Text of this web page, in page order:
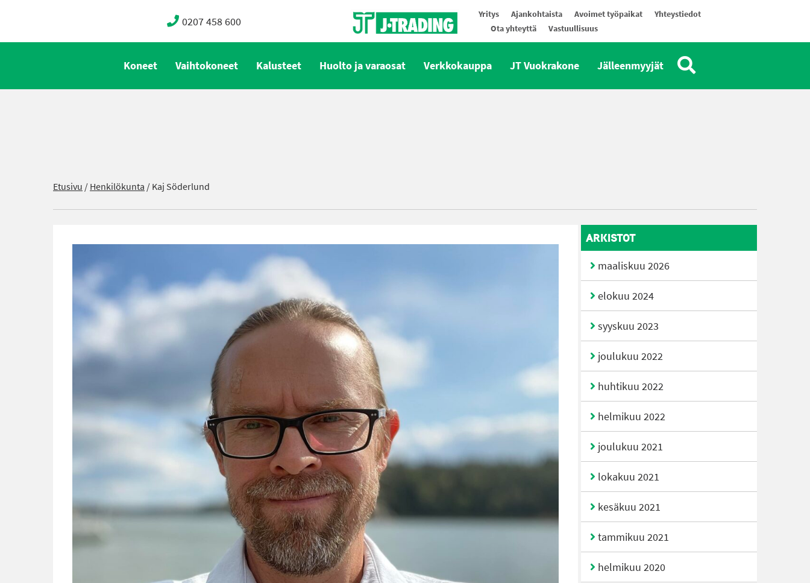
0207 458 600 Yritys Ajankohtaista Avoimet työpaikat
Yhteystiedot
Ota yhteyttä
Vastuullisuus
Koneet Vaihtokoneet Kalusteet Huolto ja varaosat Verkkokauppa JT Vuokrakone Jälleenmyyjät
Etusivu /Henkilökunta /Kaj Söderlund
ARKISTOT
maaliskuu 2026
elokuu 2024
syyskuu 2023
joulukuu 2022
huhtikuu 2022
helmikuu 2022
joulukuu 2021
lokakuu 2021
kesäkuu 2021
tammikuu 2021
helmikuu 2020